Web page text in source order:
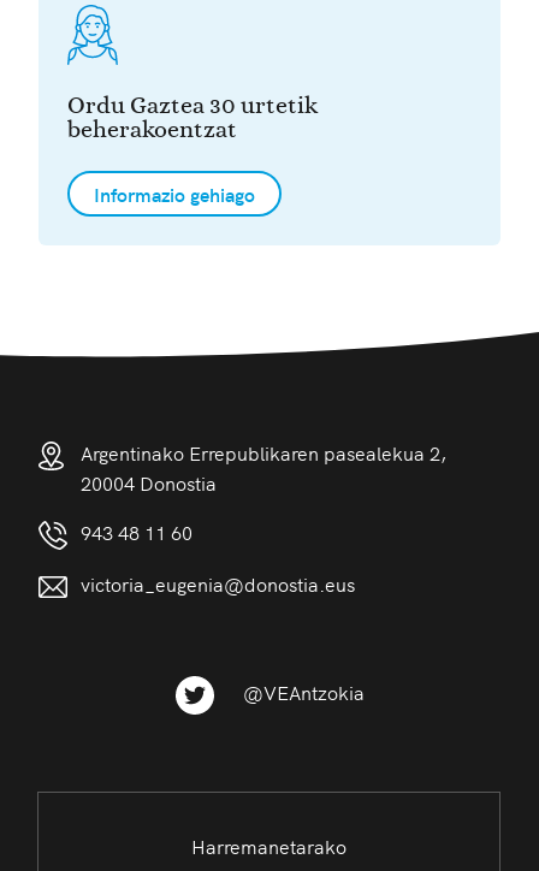
Ordu Gaztea 30 urtetik
beherakoentzat
Informazio gehiago
Argentinako Errepublikaren pasealekua 2,
20004 Donostia
943 48 11 60
victoria_eugenia@donostia.eus
@VEAntzokia
Harremanetarako